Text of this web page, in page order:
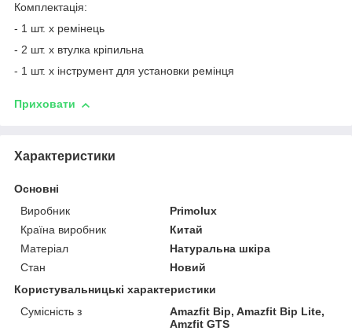
Комплектація:
- 1 шт. х ремінець
- 2 шт. х втулка кріпильна
- 1 шт. х інструмент для установки ремінця
Приховати
Характеристики
Основні
Виробник
Primolux
Країна виробник
Китай
Матеріал
Натуральна шкіра
Стан
Новий
Користувальницькі характеристики
Сумісність з
Amazfit Bip, Amazfit Bip Lite,
Amzfit GTS